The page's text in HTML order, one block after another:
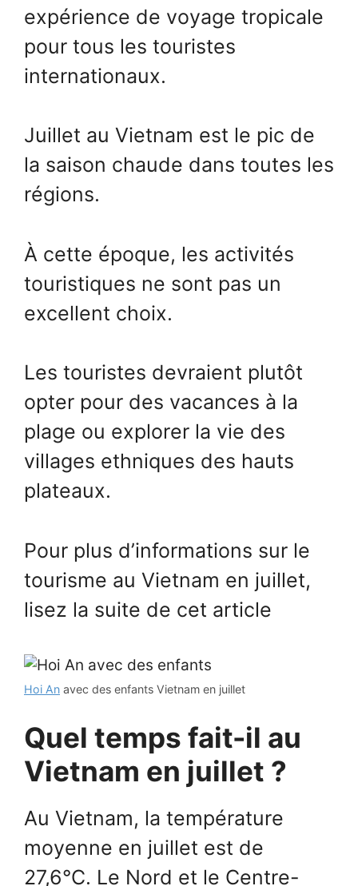
expérience de voyage tropicale
pour tous les touristes
internationaux.
Juillet au Vietnam est le pic de
la saison chaude dans toutes les
régions.
À cette époque, les activités
touristiques ne sont pas un
excellent choix.
Les touristes devraient plutôt
opter pour des vacances à la
plage ou explorer la vie des
villages ethniques des hauts
plateaux.
Pour plus d’informations sur le
tourisme au Vietnam en juillet,
lisez la suite de cet article
Hoi An avec des enfants Vietnam en juillet
Quel temps fait-il au
Vietnam en juillet ?
Au Vietnam, la température
moyenne en juillet est de
27,6°C. Le Nord et le Centre-